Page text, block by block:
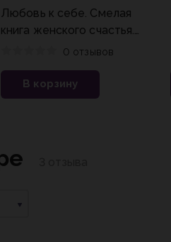
Любовь к себе. Смелая
книга женского счастья.
Теория и практика
0 отзывов
В корзину